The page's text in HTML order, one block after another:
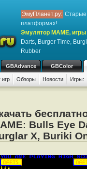
ЭмуПланет.ру: Старые
платформах!
Эмулятор MAME,
Darts, Burger Time,
Rubber
GBAdvance GBColor
игр Обзоры Новости Игры:
Bulls Eye
X, Buriki